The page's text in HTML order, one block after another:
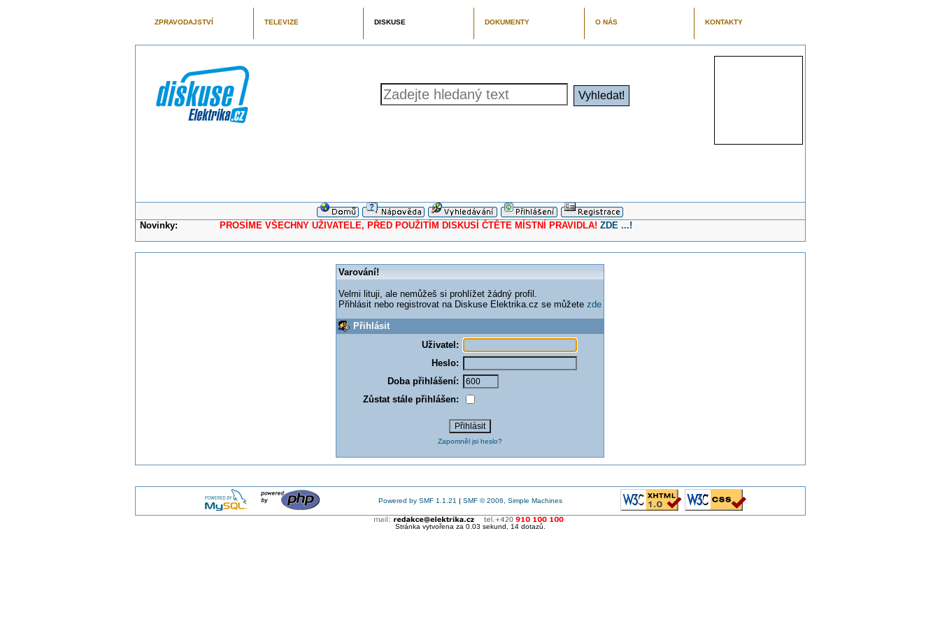
ZPRAVODAJSTVÍ TELEVIZE DISKUSE DOKUMENTY O NÁS KONTAKTY
Novinky: PROSÍME VŠECHNY UŽIVATELE, PŘED POUŽITÍM DISKUSÍ ČTĚTE MÍSTNÍ PRAVIDLA! ZDE ...!
Varování!
Velmi lituji, ale nemůžeš si prohlížet žádný profil.
Přihlásit nebo registrovat na Diskuse Elektrika.cz se můžete zde
Přihlásit
Uživatel:
Heslo:
Doba přihlášení:
Zůstat stále přihlášen:
Zapomněl jsi heslo?
Powered by SMF 1.1.21 | SMF © 2006, Simple Machines
Stránka vytvořena za 0.03 sekund, 14 dotazů.